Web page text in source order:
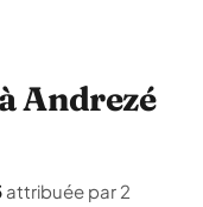
Andrezé
attribuée par 2